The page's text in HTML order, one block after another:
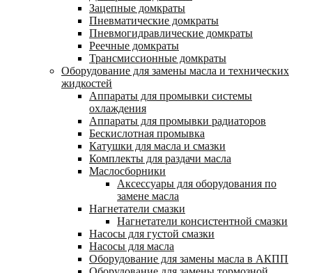
Зацепные домкраты
Пневматические домкраты
Пневмогидравлические домкраты
Реечные домкраты
Трансмиссионные домкраты
Оборудование для замены масла и технических
жидкостей
Аппараты для промывки системы
охлаждения
Аппараты для промывки радиаторов
Бескислотная промывка
Катушки для масла и смазки
Комплекты для раздачи масла
Маслосборники
Аксессуары для оборудования по
замене масла
Нагнетатели смазки
Нагнетатели консистентной смазки
Насосы для густой смазки
Насосы для масла
Оборудование для замены масла в АКПП